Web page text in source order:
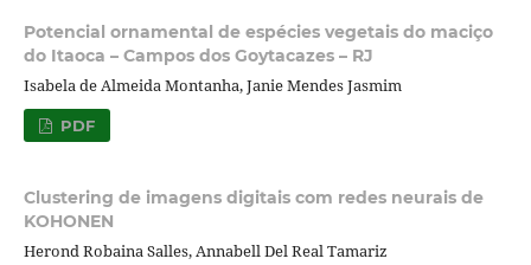
Potencial ornamental de espécies vegetais do maciço
do Itaoca – Campos dos Goytacazes – RJ
Isabela de Almeida Montanha, Janie Mendes Jasmim
PDF
Clustering de imagens digitais com redes neurais de
KOHONEN
Herond Robaina Salles, Annabell Del Real Tamariz